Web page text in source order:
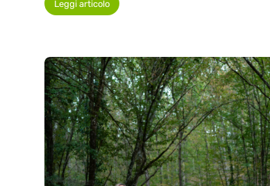
Leggi articolo